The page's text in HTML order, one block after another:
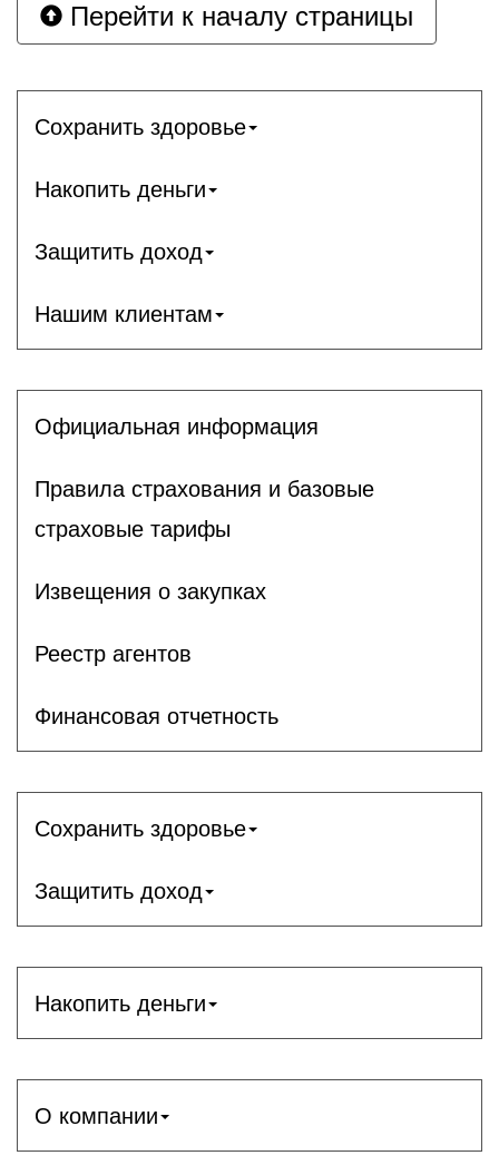
Перейти к началу страницы
Сохранить здоровье
Накопить деньги
Защитить доход
Нашим клиентам
Официальная информация
Правила страхования и базовые
страховые тарифы
Извещения о закупках
Реестр агентов
Финансовая отчетность
Сохранить здоровье
Защитить доход
Накопить деньги
О компании